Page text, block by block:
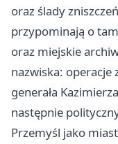
oraz ślady
przypominają o
oraz miejskie
nazwiska: operacje
generała
następnie
Przemyśl jako